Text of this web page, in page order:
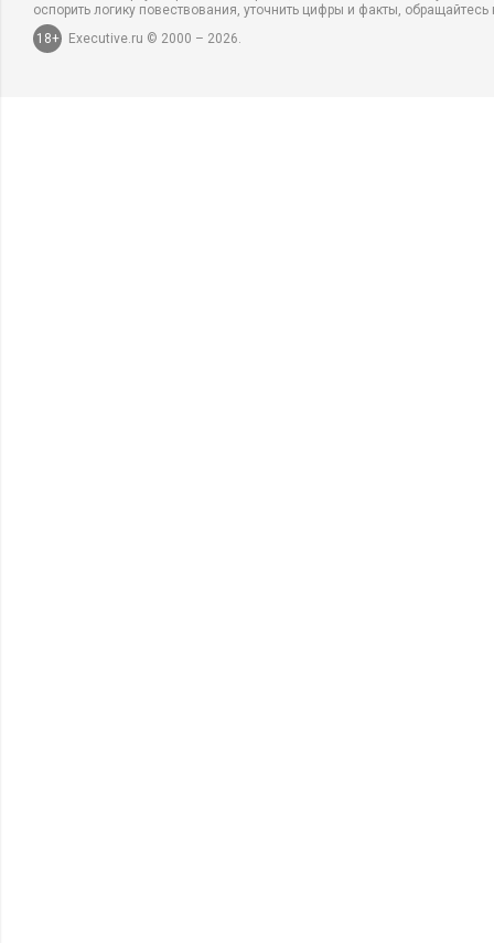
оспорить логику повествования, уточнить цифры и факты,
18+
Executive.ru © 2000 – 2026.